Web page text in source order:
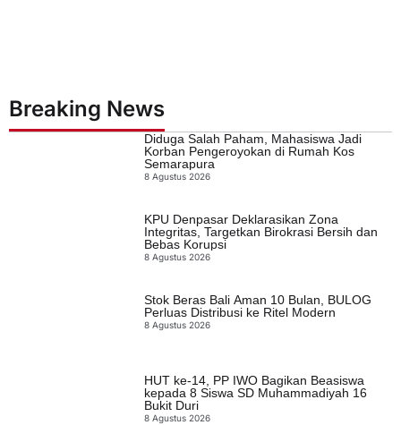
Breaking News
Diduga Salah Paham, Mahasiswa Jadi
Korban Pengeroyokan di Rumah Kos
Semarapura
8 Agustus 2026
KPU Denpasar Deklarasikan Zona
Integritas, Targetkan Birokrasi Bersih dan
Bebas Korupsi
8 Agustus 2026
Stok Beras Bali Aman 10 Bulan, BULOG
Perluas Distribusi ke Ritel Modern
8 Agustus 2026
HUT ke-14, PP IWO Bagikan Beasiswa
kepada 8 Siswa SD Muhammadiyah 16
Bukit Duri
8 Agustus 2026